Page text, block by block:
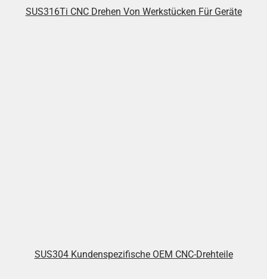
SUS316Ti CNC Drehen Von Werkstücken Für Geräte
SUS304 Kundenspezifische OEM CNC-Drehteile